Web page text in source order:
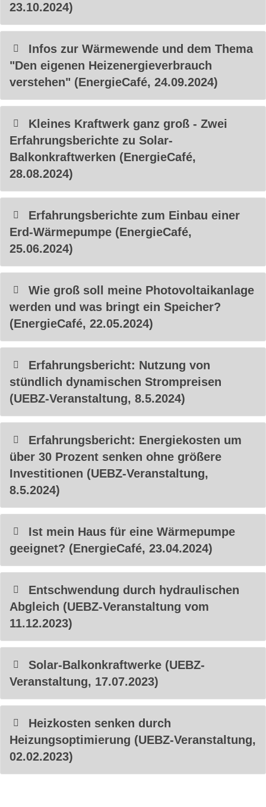
23.10.2024)
Infos zur Wärmewende und dem Thema
"Den eigenen Heizenergieverbrauch
verstehen" (EnergieCafé, 24.09.2024)
Kleines Kraftwerk ganz groß - Zwei
Erfahrungsberichte zu Solar-
Balkonkraftwerken (EnergieCafé,
28.08.2024)
Erfahrungsberichte zum Einbau einer
Erd-Wärmepumpe (EnergieCafé,
25.06.2024)
Wie groß soll meine Photovoltaikanlage
werden und was bringt ein Speicher?
(EnergieCafé, 22.05.2024)
Erfahrungsbericht: Nutzung von
stündlich dynamischen Strompreisen
(UEBZ-Veranstaltung, 8.5.2024)
Erfahrungsbericht: Energiekosten um
über 30 Prozent senken ohne größere
Investitionen (UEBZ-Veranstaltung,
8.5.2024)
Ist mein Haus für eine Wärmepumpe
geeignet? (EnergieCafé, 23.04.2024)
Entschwendung durch hydraulischen
Abgleich (UEBZ-Veranstaltung vom
11.12.2023)
Solar-Balkonkraftwerke (UEBZ-
Veranstaltung, 17.07.2023)
Heizkosten senken durch
Heizungsoptimierung (UEBZ-Veranstaltung,
02.02.2023)